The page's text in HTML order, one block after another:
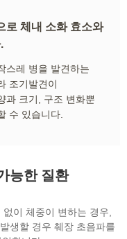
로 체내 소화 효소와
스레 병을 발견하는
조기발견이
과 크기, 구조 변화뿐
수 있습니다.
능한 질환
이 체중이 변하는 경우,
생할 경우 췌장 초음파를